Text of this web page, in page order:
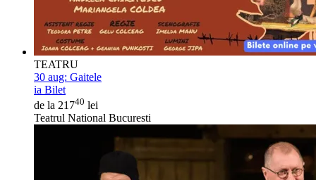
TEATRU
30 aug: Gaitele
ia Bilet
de la 21740 lei
Teatrul National Bucuresti